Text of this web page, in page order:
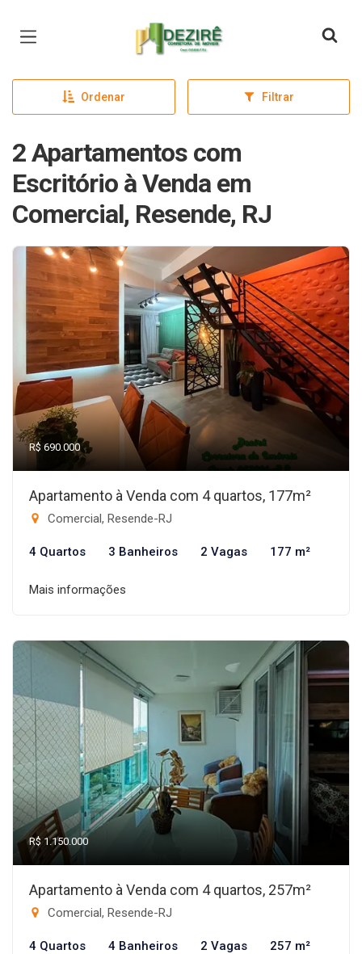
Página inicial
Ordenar Filtrar
2 Apartamentos com
Escritório à Venda em
Comercial, Resende, RJ
R$ 690.000
Apartamento à Venda com 4 quartos, 177m²
Comercial, Resende-RJ
4 Quartos 3 Banheiros 2 Vagas 177 m²
Mais informações
R$ 1.150.000
Apartamento à Venda com 4 quartos, 257m²
Comercial, Resende-RJ
4 Quartos 4 Banheiros 2 Vagas 257 m²